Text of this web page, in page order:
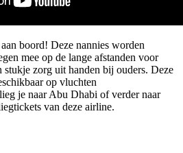
boord! Deze nannies worden
mee op de lange afstanden voor
stukje zorg uit handen bij ouders. Deze
op vluchten
je naar Abu Dhabi of verder naar
van deze airline.